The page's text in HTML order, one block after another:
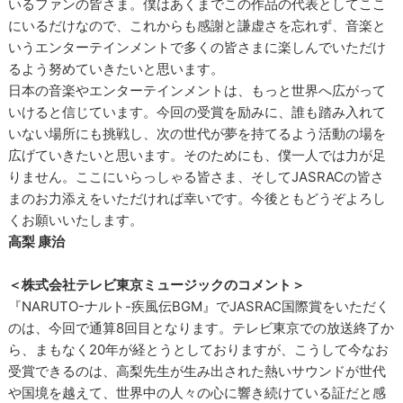
いるファンの皆さま。僕はあくまでこの作品の代表としてここ
にいるだけなので、これからも感謝と謙虚さを忘れず、音楽と
いうエンターテインメントで多くの皆さまに楽しんでいただけ
るよう努めていきたいと思います。
日本の音楽やエンターテインメントは、もっと世界へ広がって
いけると信じています。今回の受賞を励みに、誰も踏み入れて
いない場所にも挑戦し、次の世代が夢を持てるよう活動の場を
広げていきたいと思います。そのためにも、僕一人では力が足
りません。ここにいらっしゃる皆さま、そしてJASRACの皆さ
まのお力添えをいただければ幸いです。今後ともどうぞよろし
くお願いいたします。
高梨 康治
＜株式会社テレビ東京ミュージックのコメント＞
『NARUTO-ナルト-疾風伝BGM』でJASRAC国際賞をいただく
のは、今回で通算8回目となります。テレビ東京での放送終了か
ら、まもなく20年が経とうとしておりますが、こうして今なお
受賞できるのは、高梨先生が生み出された熱いサウンドが世代
や国境を越えて、世界中の人々の心に響き続けている証だと感